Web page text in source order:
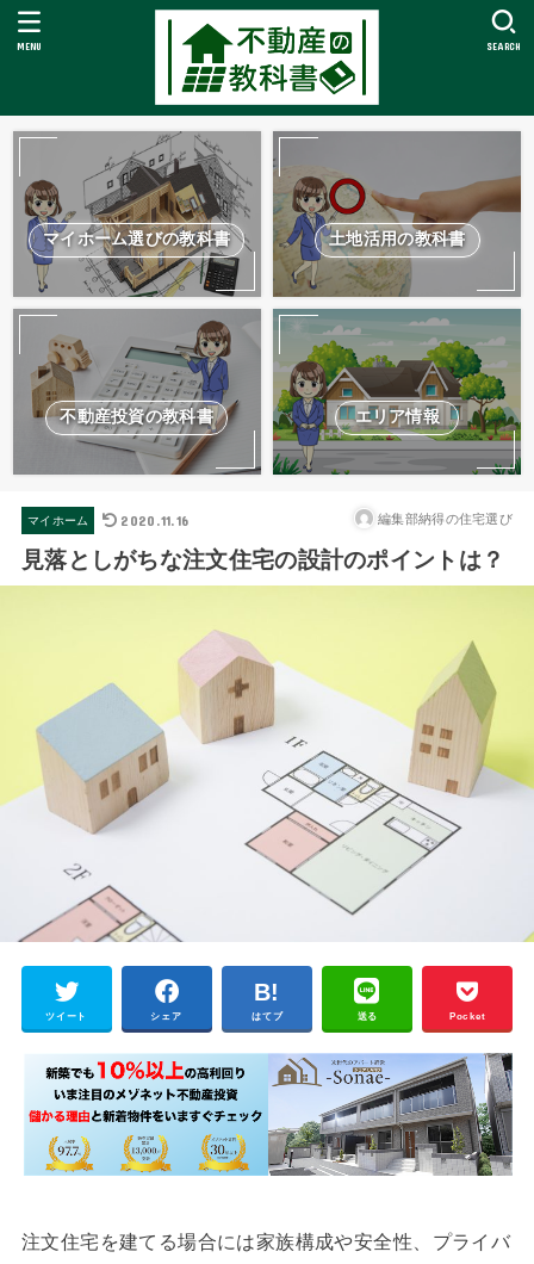
SEARCH
MENU
マイホーム選びの教科書 土地活用の教科書
不動産投資の教科書 エリア情報
マイホーム 2020.11.16 編集部納得の住宅選び
見落としがちな注文住宅の設計のポイントは？
ツイート シェア はてブ 送る Pocket
注文住宅を建てる場合には家族構成や安全性、プライバ